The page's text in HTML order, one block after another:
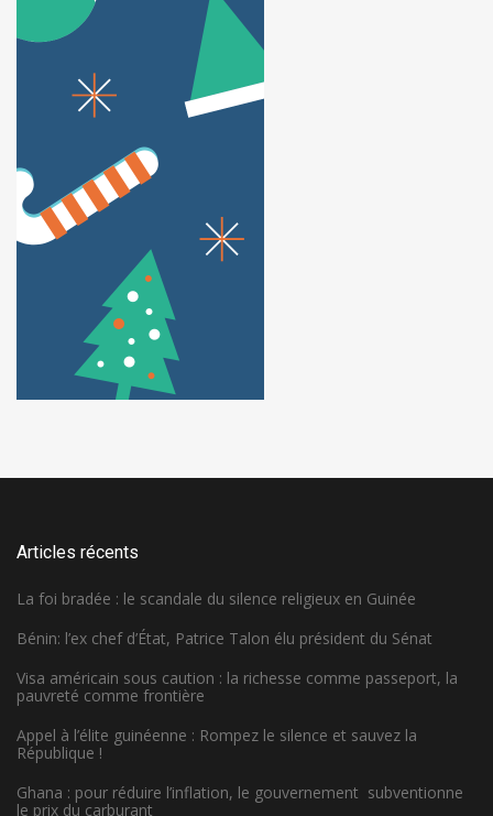
Articles récents
La foi bradée : le scandale du silence religieux en Guinée
Bénin: l’ex chef d’État, Patrice Talon élu président du Sénat
Visa américain sous caution : la richesse comme passeport, la
pauvreté comme frontière
Appel à l’élite guinéenne : Rompez le silence et sauvez la
République !
Ghana : pour réduire l’inflation, le gouvernement subventionne
le prix du carburant